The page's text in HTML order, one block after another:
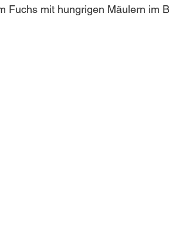
Fuchs mit hungrigen Mäulern im